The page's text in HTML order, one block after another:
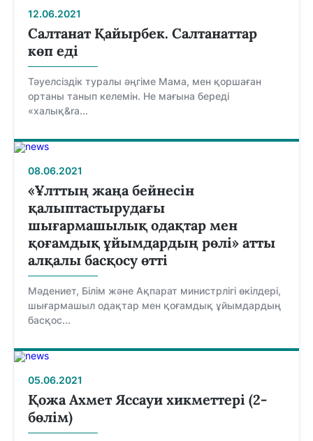
12.06.2021
Салтанат Қайырбек. Салтанаттар
көп еді
Тәуелсіздік туралы әңгіме Мама, мен қоршаған
ортаны танып келемін. Не мағына береді
«халық&ra...
08.06.2021
«Ұлттың жаңа бейнесін
қалыптастырудағы
шығармашылық одақтар мен
қоғамдық ұйымдардың рөлі» атты
алқалы басқосу өтті
Мәдениет, Білім және Ақпарат министрлігі өкілдері,
шығармашыл одақтар мен қоғамдық ұйымдардың
басқос...
05.06.2021
Қожа Ахмет Яссауи хикметтері (2-
бөлім)